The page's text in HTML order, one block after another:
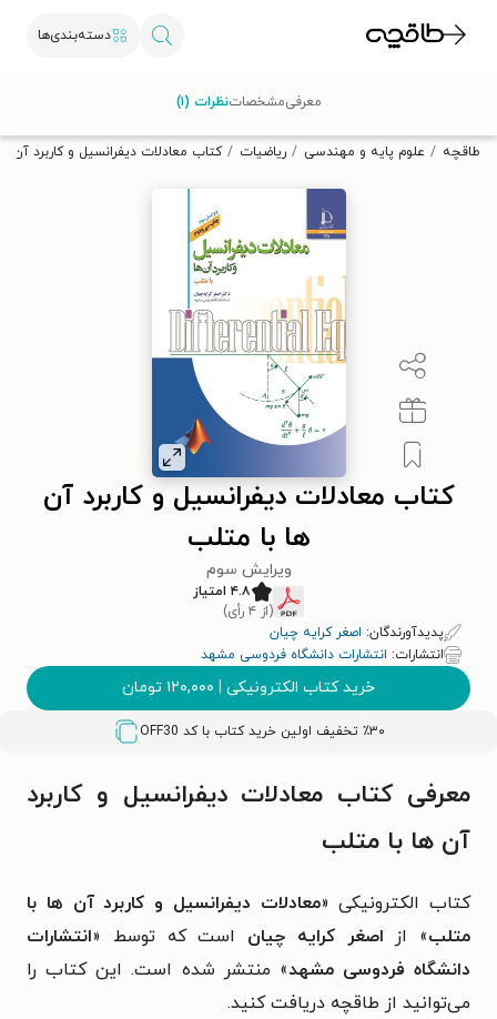
دسته‌بندی‌ها
تخفیف از طاقچه دریافت کن.
طاقچه علوم پایه و مهندسی ریاضیات کتاب معادلات دیفرانسیل و کاربرد آن
کتاب معادلات دیفرانسیل و کاربرد آن
ها با متلب
ویرایش سوم
۴.۸ امتیاز
(از ۴ رأی)
پدیدآورندگان: اصغر کرایه چیان
انتشارات: انتشارات دانشگاه فردوسی مشهد
خرید کتاب الکترونیکی | ۱۲۰,۰۰۰ تومان
٪۳۰ تخفیف اولین خرید کتاب با کد OFF30
معرفیمشخصاتنظرات (۱)
معرفی کتاب معادلات دیفرانسیل و کاربرد
آن ها با متلب
کتاب الکترونیکی «معادلات دیفرانسیل و کاربرد آن ها با
متلب» از اصغر کرایه چیان است که توسط «انتشارات
دانشگاه فردوسی مشهد» منتشر شده است. این کتاب را
می‌توانید از طاقچه دریافت کنید.